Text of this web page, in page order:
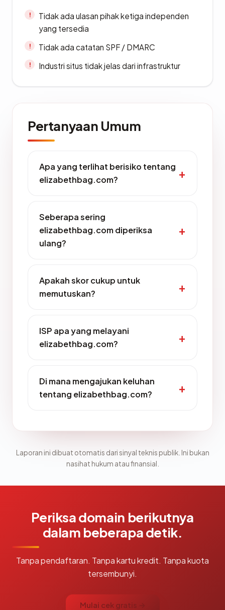
Tidak ada ulasan pihak ketiga independen
yang tersedia
Tidak ada catatan SPF / DMARC
Industri situs tidak jelas dari infrastruktur
Pertanyaan Umum
Apa yang terlihat berisiko tentang
elizabethbag.com?
Seberapa sering
elizabethbag.com diperiksa
ulang?
Apakah skor cukup untuk
memutuskan?
ISP apa yang melayani
elizabethbag.com?
Di mana mengajukan keluhan
tentang elizabethbag.com?
Laporan ini dibuat otomatis dari sinyal teknis publik. Ini bukan
nasihat hukum atau finansial.
Periksa domain berikutnya
dalam beberapa detik.
Tanpa pendaftaran. Tanpa kartu kredit. Tanpa kuota
tersembunyi.
Mulai cek gratis →